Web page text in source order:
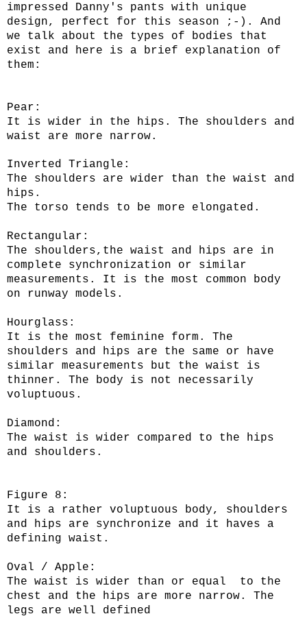
impressed Danny's pants with unique
design, perfect for this season ;-). And
we talk about the types of bodies that
exist and here is a brief explanation of
them:
Pear:
It is wider in the hips. The shoulders and
waist are more narrow.
Inverted Triangle:
The shoulders are wider than the waist and
hips.
The torso tends to be more elongated.
Rectangular:
The shoulders,the waist and hips are in
complete synchronization or similar
measurements. It is the most common body
on runway models.
Hourglass:
It is the most feminine form. The
shoulders and hips are the same or have
similar measurements but the waist is
thinner. The body is not necessarily
voluptuous.
Diamond:
The waist is wider compared to the hips
and shoulders.
Figure 8:
It is a rather voluptuous body, shoulders
and hips are synchronize and it haves a
defining waist.
Oval / Apple:
The waist is wider than or equal to the
chest and the hips are more narrow. The
legs are well defined